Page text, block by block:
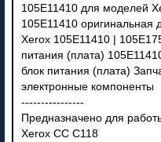
105E11410 для моделей
105E11410 оригинальная
Xerox 105E11410 |
питания (плата)
блок питания (плата)
электронные компоненты
----------------
Предназначено для
Xerox CC C118